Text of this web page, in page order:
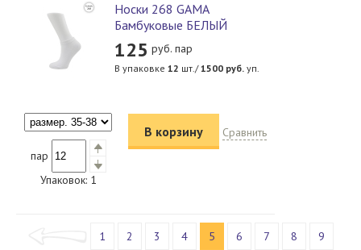
Носки 268 GAMA
Бамбуковые БЕЛЫЙ
125 руб. пар
В упаковке 12 шт./1500 руб. уп.
пар
Упаковок: 1
В корзину Сравнить
1 2 3 4 5 6 7 8 9